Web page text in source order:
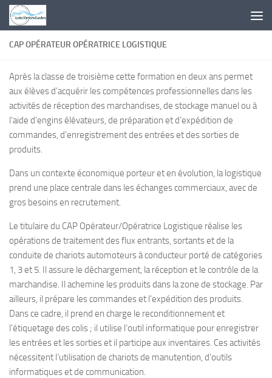
Skip to content
CAP OPÉRATEUR OPÉRATRICE LOGISTIQUE
Après la classe de troisième cette formation en deux ans permet
aux élèves d’acquérir les compétences professionnelles dans les
activités de réception des marchandises, de stockage manuel ou à
l’aide d’engins élévateurs, de préparation et d’expédition de
commandes, d’enregistrement des entrées et des sorties de
produits.
Dans un contexte économique porteur et en évolution, la logistique
prend une place centrale dans les échanges commerciaux, avec de
gros besoins en recrutement.
Le titulaire du CAP Opérateur/Opératrice Logistique réalise les
opérations de traitement des flux entrants, sortants et de la
conduite de chariots automoteurs à conducteur porté de catégories
1, 3 et 5. Il assure le déchargement, la réception et le contrôle de la
marchandise. Il achemine les produits dans la zone de stockage. Par
ailleurs, il prépare les commandes et l’expédition des produits.
Dans ce cadre, il prend en charge le reconditionnement et
l’étiquetage des colis ; il utilise l’outil informatique pour enregistrer
les entrées et les sorties et il participe aux inventaires. Ces activités
nécessitent l’utilisation de chariots de manutention, d’outils
informatiques et de communication.